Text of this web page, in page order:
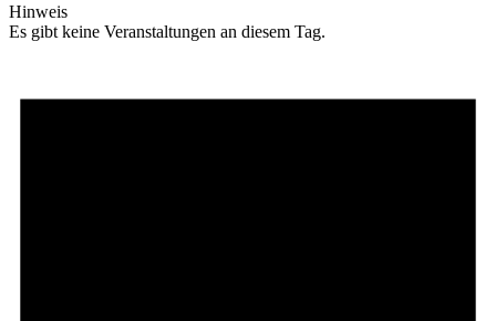
Hinweis
Es gibt keine Veranstaltungen an diesem Tag.